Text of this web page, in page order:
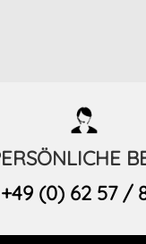
+49 (0) 62 57 /